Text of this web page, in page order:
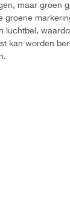
maar groen
groene
luchtbel,
kan worden